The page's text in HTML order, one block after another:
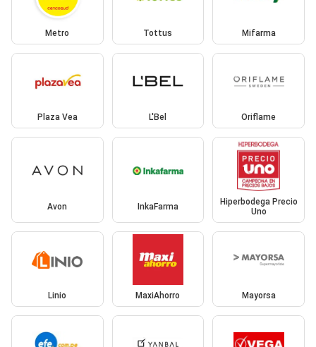
Metro Tottus Mifarma
Plaza Vea L'Bel Oriflame
Avon InkaFarma
Hiperbodega Precio
Uno
Linio MaxiAhorro Mayorsa